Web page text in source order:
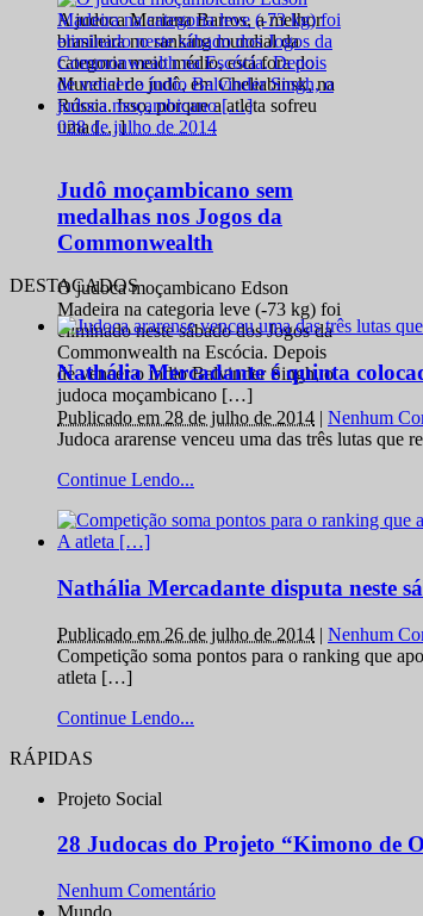
A judoca Mariana Barros, a melhor
brasileira no ranking mundial da
categoria meio médio, está fora do
Mundial de judô, em Cheliabinsk, na
Rússia. Isso, porque a atleta sofreu
uma […]
028 de julho de 2014
Judô moçambicano sem
medalhas nos Jogos da
Commonwealth
O judoca moçambicano Edson
Madeira na categoria leve (-73 kg) foi
eliminado neste sábado dos Jogos da
Commonwealth na Escócia. Depois
de vencer o índio Balvinder Singh, o
judoca moçambicano […]
DESTACADOS
Nathália Mercadante é quinta
Publicado em 28 de julho de 2014 | Nenhum
Judoca ararense venceu uma das três lutas
Continue Lendo...
Nathália Mercadante disputa neste
Publicado em 26 de julho de 2014 | Nenhum
Competição soma pontos para o ranking que
atleta […]
Continue Lendo...
RÁPIDAS
Projeto Social
28 Judocas do Projeto “Kimono de
Nenhum Comentário
Mundo